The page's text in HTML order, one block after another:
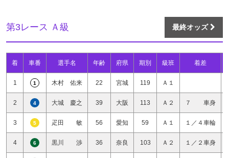
第3レース Ａ級 最終オッズ
着 車番 選手名 年齢 府県 期別 級班 着差
1 1 木村 佑来 22 宮城 119 Ａ１
2 4 大城 慶之 39 大阪 113 Ａ２ ７ 車身
3 5 疋田 敏 56 愛知 59 Ａ１ １／４車輪
4 6 黒川 渉 36 奈良 103 Ａ２ １／２車身